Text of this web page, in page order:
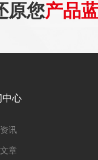
原您产品
中心
讯
章